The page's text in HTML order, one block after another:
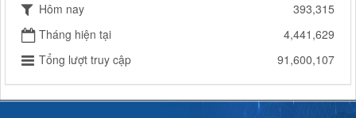
Hôm nay
393,315
Tháng hiện tại
4,441,629
Tổng lượt truy cập
91,600,107